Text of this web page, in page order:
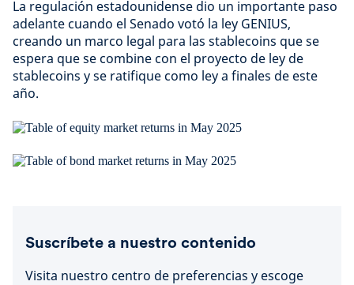
La regulación estadounidense dio un importante paso
adelante cuando el Senado votó la ley GENIUS,
creando un marco legal para las stablecoins que se
espera que se combine con el proyecto de ley de
stablecoins y se ratifique como ley a finales de este
año.
Suscríbete a nuestro contenido
Visita nuestro centro de preferencias y escoge